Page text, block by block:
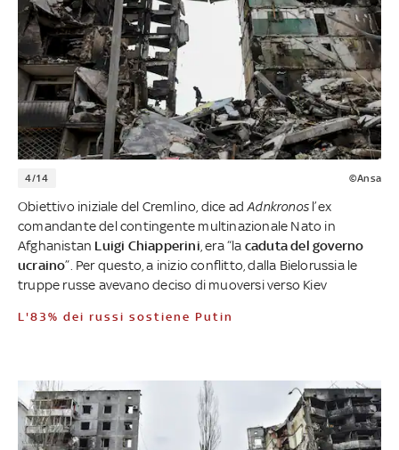
4/14 ©Ansa
Obiettivo iniziale del Cremlino, dice adAdnkronos l’ex
comandante del contingente multinazionale Nato in
Afghanistan Luigi Chiapperini , era “la caduta del governo
ucraino”. Per questo, a inizio conflitto, dalla Bielorussia le
truppe russe avevano deciso di muoversi verso Kiev
L'83% dei russi sostiene Putin